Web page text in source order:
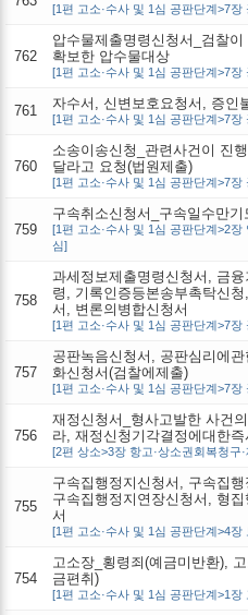
[1편 고소·수사 및 1심 공판단계>7장
762
압수물제출명령신청서_검찰
확보한 압수물대상
[1편 고소·수사 및 1심 공판단계>7장
761 자수서, 신변보호요청서, 증인
[1편 고소·수사 및 1심 공판단계>7장
760
소송이송신청_관련사건이 진
달라고 요청(법원제출)
[1편 고소·수사 및 1심 공판단계>7장
759
구속취소신청서_구속일수만기
[1편 고소·수사 및 1심 공판단계>2장
심]
758
과세정보제출명령신청서, 금융
령, 기록인증등본송부촉탁신
서, 변론의병합신청서
[1편 고소·수사 및 1심 공판단계>7장
757
공판녹음신청서, 공판심리에
화신청서(검찰에제출)
[1편 고소·수사 및 1심 공판단계>7장
756
재정신청서_형사고발한 사건
라, 재정신청기각결정에대한
[2편 상소>3장 항고·상소권회복청구
755
구속집행정지신청서, 구속집행
구속집행정지연장신청서, 형
서
[1편 고소·수사 및 1심 공판단계>4장
754
고소장_횡령죄(예금미반환),
금편취)
[1편 고소·수사 및 1심 공판단계>1장